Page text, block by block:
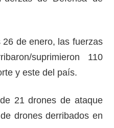
de enero, las fuerzas
suprimieron 110
y este del país.
21 drones de ataque
drones derribados en